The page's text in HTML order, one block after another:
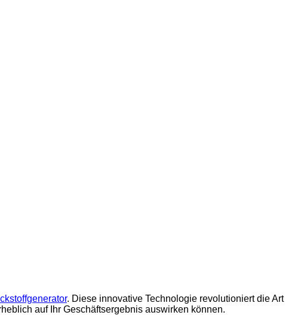
. Diese innovative Technologie revolutioniert die Art
auf Ihr Geschäftsergebnis auswirken können.